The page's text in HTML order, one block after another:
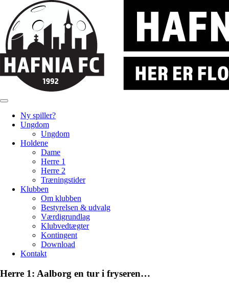
Ny spiller?
Ungdom
Ungdom
Holdene
Dame
Herre 1
Herre 2
Træningstider
Klubben
Om klubben
Bestyrelsen & udvalg
Værdigrundlag
Klubvedtægter
Kontingent
Download
Kontakt
Herre 1: Aalborg en tur i fryseren…